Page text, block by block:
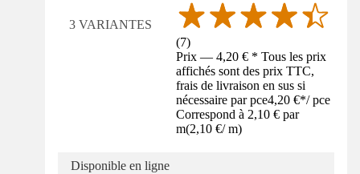
3 VARIANTES
(7)
Prix — 4,20 € * Tous les prix
affichés sont des prix TTC,
frais de livraison en sus si
nécessaire par pce4,20 €*/ pce
Correspond à 2,10 € par
m(2,10 €/ m)
Disponible en ligne